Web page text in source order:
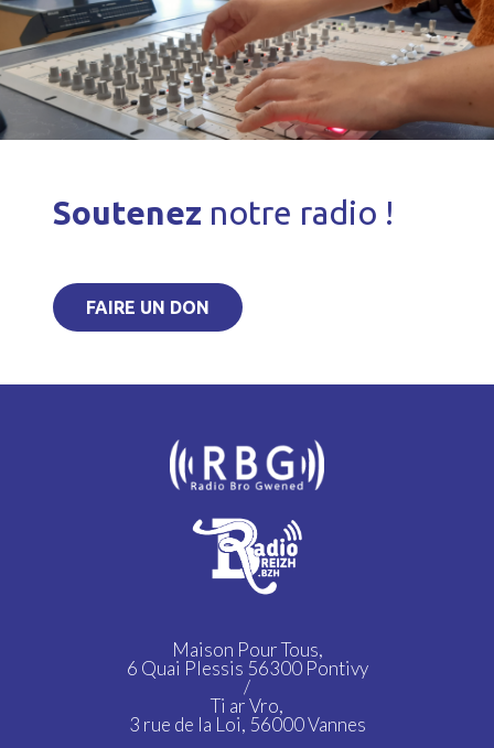
Soutenez notre radio !
FAIRE UN DON
Maison Pour Tous,
6 Quai Plessis 56300 Pontivy
/
Ti ar Vro,
3 rue de la Loi, 56000 Vannes